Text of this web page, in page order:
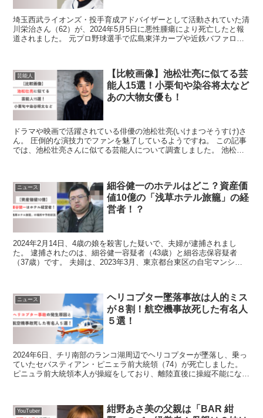
埼玉西武ライオンズ・投手育成アドバイザーとして活動されていた清
川栄治さん（62）が、2024年5月5日に悪性腫瘍により死亡したと報
道されました。 元プロ野球選手で広島東洋カープや近鉄バファロー
芸能人
【比較画像】池松壮亮に似てる芸
能人15選！小栗旬や染谷将太など
あの大物女優も！
ドラマや映画で活躍されている俳優の池松壮亮(いけまつそうすけ)さ
ん。 圧倒的な演技力でファンを魅了しているようですね。 この記事
では、池松壮亮さんに似てる芸能人について調査しました。 池松壮
ニュース
細谷健一のホテルはどこ？資産価
値10億の「浅草ホテル旅籠」の経
営者！？
2024年2月14日、4歳の娘を殺害した疑いで、夫婦が逮捕されまし
た。 逮捕されたのは、細谷健一容疑者（43歳）と細谷志保容疑者
（37歳）です。 夫婦は、2023年3月、東京都台東区の自宅マンショ
ニュース
ヘリコプター墜落事故は人的ミス
が８割！航空機事故死した有名人
５選！
2024年6日、チリ南部のランコ湖周辺でヘリコプターが墜落し、乗っ
ていたセバスティアン・ピニェラ前大統領（74）が死亡しました。
ピニュラ前大統領本人が操縦をしており、離陸直後に操縦不能になり
YouTuber
紺野あさ美の父親は「BAR 紺